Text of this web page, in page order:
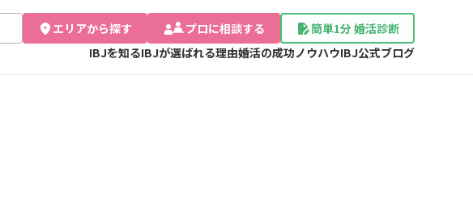
エリアから探す プロに相談する
簡単1分 婚活診断
IBJを知るIBJが選ばれる理由婚活の成功ノウハウIBJ公式ブログ